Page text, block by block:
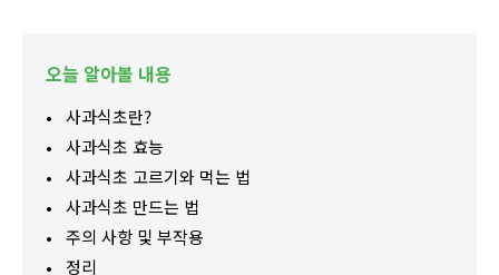
오늘 알아볼 내용
사과식초란?
사과식초 효능
사과식초 고르기와 먹는 법
사과식초 만드는 법
주의 사항 및 부작용
정리